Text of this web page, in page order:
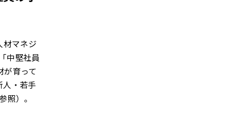
材マネジ
中堅社員
育って
・若手
）。